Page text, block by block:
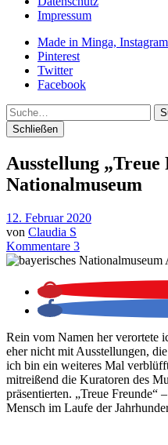
Impressum
Made in Minga, Instagram
Pinterest
Twitter
Facebook
Suche
Schließen
Ausstellung
Nationalmuseum
12. Februar 2020
von Claudia S
Kommentare 3
Rein vom Namen her verortete
eher nicht mit Ausstellungen,
ich bin ein weiteres Mal
mitreißend die Kuratoren des
präsentierten. „Treue Freunde“
Mensch im Laufe der